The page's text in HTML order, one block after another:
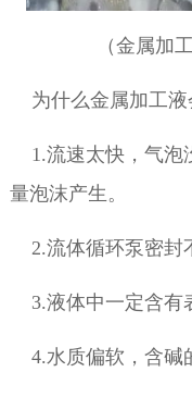
（金属加
为什么金属加工液
1.流速太快，气泡
量泡沫产生。
2.流体循环泵密封
3.液体中一定含有
4.水质偏软，含碱